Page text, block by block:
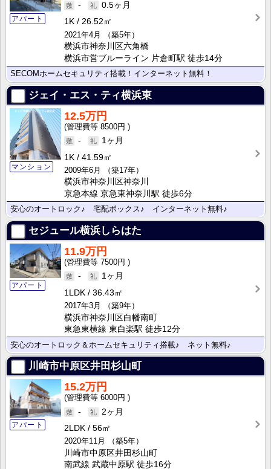
アパート
-
0.5ヶ月
1K
26.52㎡
2021年4月
（築5年）
横浜市神奈川区六角橋
横浜市営ブルーライン 片倉町駅 徒歩14分
SECOMホームセキュリティ搭載！インターネット無料！
ジェイ・エス・ティ横浜東
マンション
12.5万円
8500円
-
1ヶ月
1K
41.59㎡
2009年6月
（築17年）
横浜市神奈川区神奈川
京急本線 京急東神奈川駅 徒歩6分
安心のオートロック♪ 宅配ボックス♪ インターネット無料♪
セジュール横浜しらはた
アパート
11.9万円
7500円
-
1ヶ月
1LDK
36.43㎡
2017年3月
（築9年）
横浜市神奈川区白幡南町
東急東横線 東白楽駅 徒歩12分
安心のオートロック＆ホームセキュリティ搭載♪ ネット無料♪
川崎市中原区井田杉山町
アパート
15.2万円
6000円
-
2ヶ月
2LDK
56㎡
2020年11月
（築5年）
川崎市中原区井田杉山町
南武線 武蔵中原駅 徒歩16分